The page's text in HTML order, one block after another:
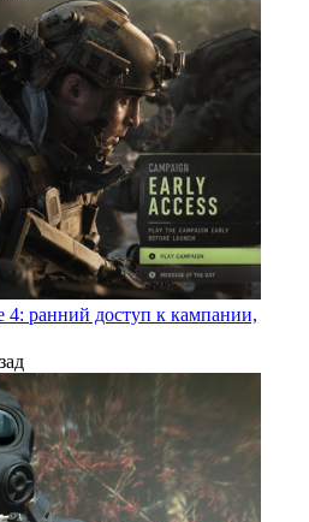
4: ранний доступ к кампании,